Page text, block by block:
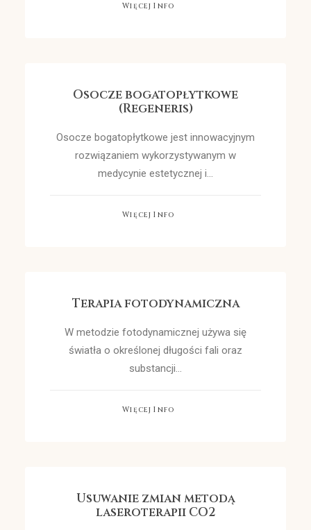
Więcej Info
Osocze bogatopłytkowe
(Regeneris)
Osocze bogatopłytkowe jest innowacyjnym
rozwiązaniem wykorzystywanym w
medycynie estetycznej i…
Więcej Info
Terapia fotodynamiczna
W metodzie fotodynamicznej używa się
światła o określonej długości fali oraz
substancji…
Więcej Info
Usuwanie zmian metodą
laseroterapii CO2